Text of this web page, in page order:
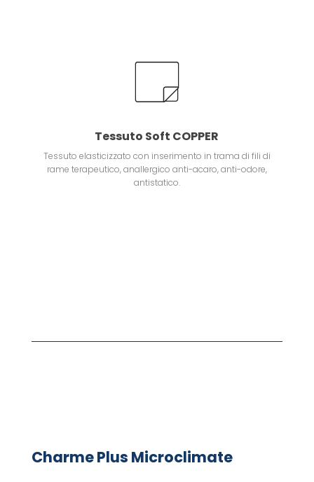
Tessuto Soft COPPER
Tessuto elasticizzato con inserimento in trama di fili di
rame terapeutico, anallergico anti-acaro, anti-odore,
antistatico.
Charme Plus Microclimate